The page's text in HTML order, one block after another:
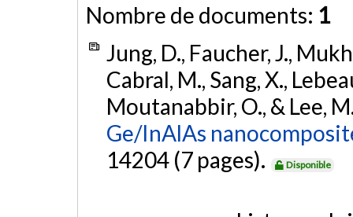
Nombre de documents: 1
Jung, D., Faucher, J.,
Cabral, M., Sang, X.,
Moutanabbir, O., & Lee,
Ge/InAlAs
14204 (7 pages).
Disponible